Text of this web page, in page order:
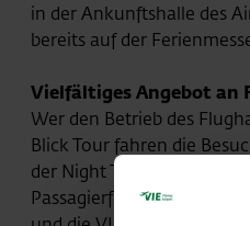
in der Ankunftshalle des
bereits auf der
Vielfältiges Angebot an
Wer den Betrieb des
Blick Tour fahren die
der Night Tour erlebt man
Passagierflugzeug der